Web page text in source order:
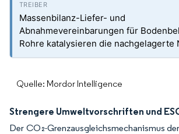
Massenbilanz-Liefer- und
Abnahmevereinbarungen für
Rohre katalysieren die nachgelagerte
Quelle: Mordor Intelligence
Strengere Umweltvorschriften und
Der CO₂-Grenzausgleichsmechanismus